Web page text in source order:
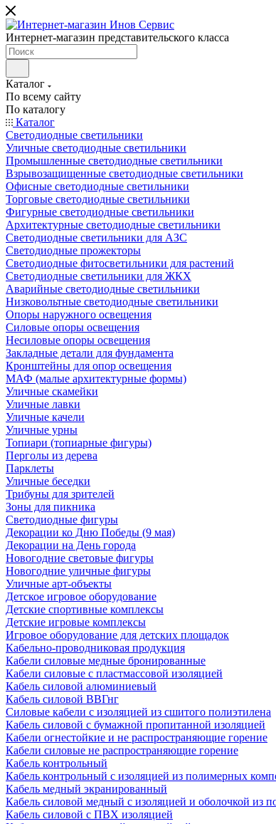
Интернет-магазин представительского класса
Каталог
По всему сайту
По каталогу
Каталог
Светодиодные светильники
Уличные светодиодные светильники
Промышленные светодиодные светильники
Взрывозащищенные светодиодные светильники
Офисные светодиодные светильники
Торговые светодиодные светильники
Фигурные светодиодные светильники
Архитектурные светодиодные светильники
Светодиодные светильники для АЗС
Светодиодные прожекторы
Светодиодные фитосветильники для растений
Светодиодные светильники для ЖКХ
Аварийные светодиодные светильники
Низковольтные светодиодные светильники
Опоры наружного освещения
Силовые опоры освещения
Несиловые опоры освещения
Закладные детали для фундамента
Кронштейны для опор освещения
МАФ (малые архитектурные формы)
Уличные скамейки
Уличные лавки
Уличные качели
Уличные урны
Топиари (топиарные фигуры)
Перголы из дерева
Парклеты
Уличные беседки
Трибуны для зрителей
Зоны для пикника
Светодиодные фигуры
Декорации ко Дню Победы (9 мая)
Декорации на День города
Новогодние световые фигуры
Новогодние уличные фигуры
Уличные арт-объекты
Детское игровое оборудование
Детские спортивные комплексы
Детские игровые комплексы
Игровое оборудование для детских площадок
Кабельно-проводниковая продукция
Кабели силовые медные бронированные
Кабели силовые с пластмассовой изоляцией
Кабель силовой алюминиевый
Кабель силовой ВВГнг
Силовые кабели с изоляцией из сшитого полиэтилена
Кабель силовой с бумажной пропитанной изоляцией
Кабели огнестойкие и не распространяющие горение
Кабели силовые не распространяющие горение
Кабель контрольный
Кабель контрольный с изоляцией из полимерных
Кабель медный экранированный
Кабель силовой медный с изоляцией и оболочкой из
Кабель силовой с ПВХ изоляцией